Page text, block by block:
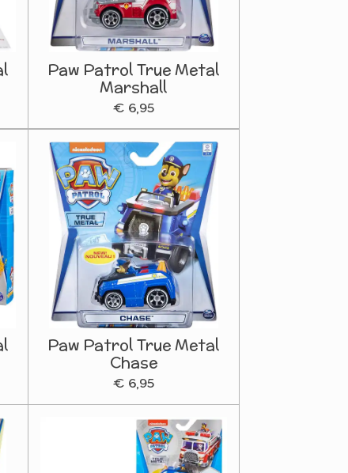
Paw Patrol True Metal
Marshall
€ 6,95
Paw Patrol True Metal
Chase
€ 6,95